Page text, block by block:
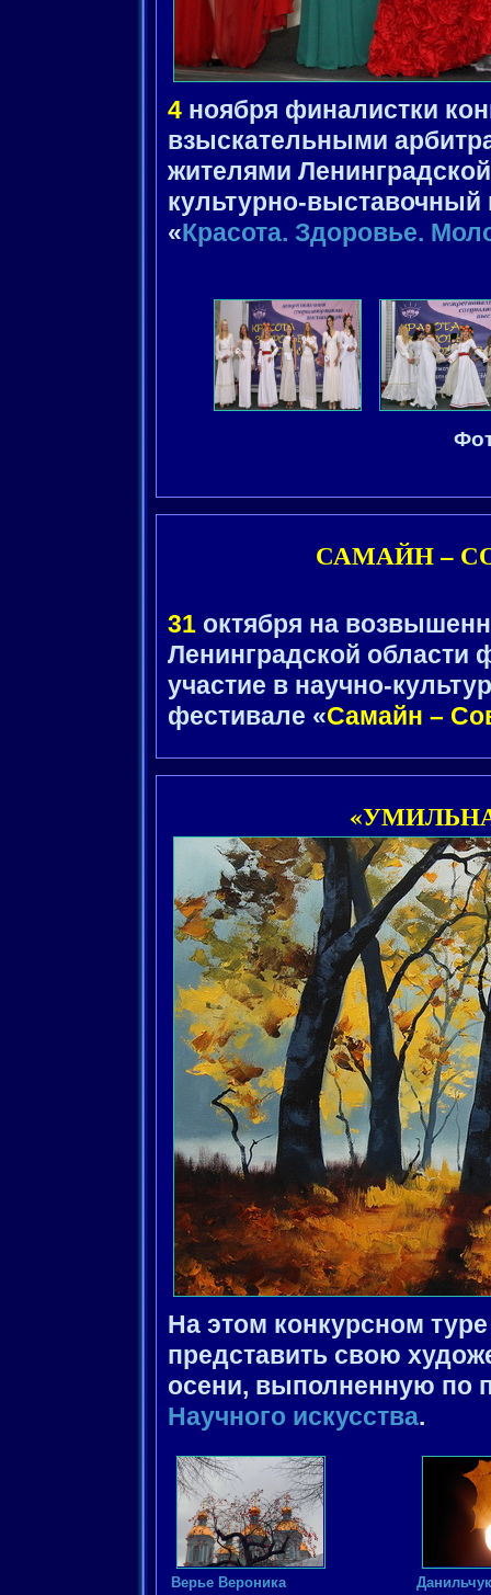
4 ноября финалистки
взыскательными
жителями
культурно-выставочный
«Красота. Здоровье.
САМАЙН –
31 октября на
Ленинградской области
участие в научно-
фестивале «Самайн –
На этом конкурсном
представить свою
осени, выполненную по
Научного искусствa.
Верье Вероника